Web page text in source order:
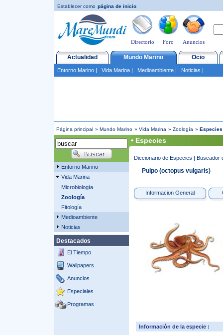
Establecer como página de inicio
Directorio Foro Anuncios
Actualidad Mundo Marino Ocio
Entorno Marino| Vida Marina| Medioambiente| Noticias |
Página principal » Mundo Marino » Vida Marina » Zoología » Especies
Entorno Marino
Vida Marina
Microbiología
Zoología
Fitología
Medioambiente
Noticias
Destacados
El Tiempo
Wallpapers
Anuncios
Especiales
Programas
• Especies
Diccionario de Especies | Buscador
Pulpo (octopus vulgaris)
Informacion General
Información de la especie :